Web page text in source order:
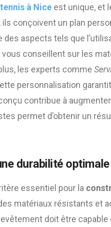
à Nice est unique, et
ils conçoivent un plan
aspects tels que
conseillent sur les
les experts comme
personnalisation
contribue à
permet d’obtenir un
durabilité optimale
essentiel pour la
matériaux résistants et
doit être capable